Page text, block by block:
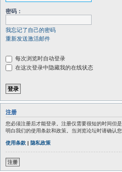
密码：
我忘记了自己的密码
重新发送激活邮件
每次浏览时自动登录
在这次登录中隐藏我的在线状态
注册
您必须注册后才能登录。注册仅需要很短的时间但
明白我们的使用条款和政策。当浏览论坛时请确认您
使用条款 | 隐私政策
注册